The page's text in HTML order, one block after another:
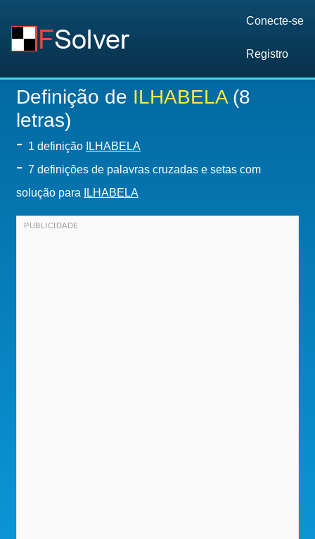
Conecte-se
Registro
Definição de ILHABELA(8
letras)
- 1 definição ILHABELA
- 7 definições de palavras cruzadas e setas com
solução para
ILHABELA